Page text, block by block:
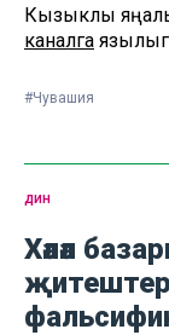
Кызыклы
каналга
#Чувашия
дин
Хәләл